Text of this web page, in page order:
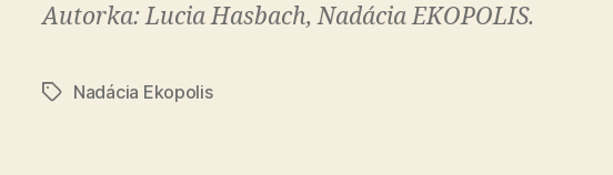
Autorka: Lucia Hasbach, Nadácia EKOPOLIS.
ZnačkyNadácia Ekopolis